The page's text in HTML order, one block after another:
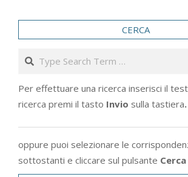
CERCA
Search
Per effettuare una ricerca inserisci il
ricerca premi il tasto Invio sulla tastiera.
oppure puoi selezionare le
sottostanti e cliccare sul pulsante Cerca